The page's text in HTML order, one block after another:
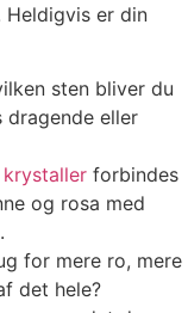
er din
sten bliver du
dragende eller
forbindes
og rosa med
for mere ro, mere
det hele?